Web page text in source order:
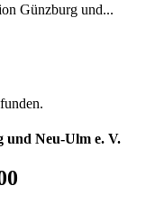
Günzburg und...
und Neu-Ulm e. V.